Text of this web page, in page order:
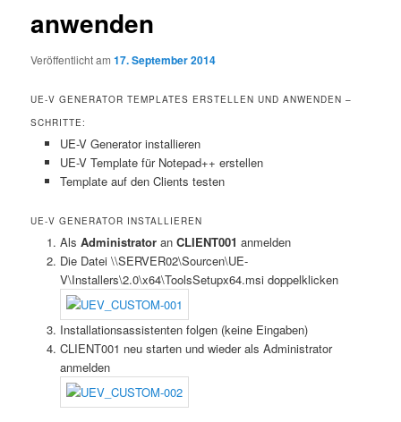
anwenden
Veröffentlicht am17. September 2014
UE-V GENERATOR TEMPLATES ERSTELLEN UND ANWENDEN –
SCHRITTE:
UE-V Generator installieren
UE-V Template für Notepad++ erstellen
Template auf den Clients testen
UE-V GENERATOR INSTALLIEREN
Als AdministratoranCLIENT001 anmelden
Die Datei \\SERVER02\Sourcen\UE-
V\Installers\2.0\x64\ToolsSetupx64.msi doppelklicken
Installationsassistenten folgen (keine Eingaben)
CLIENT001 neu starten und wieder als Administrator
anmelden